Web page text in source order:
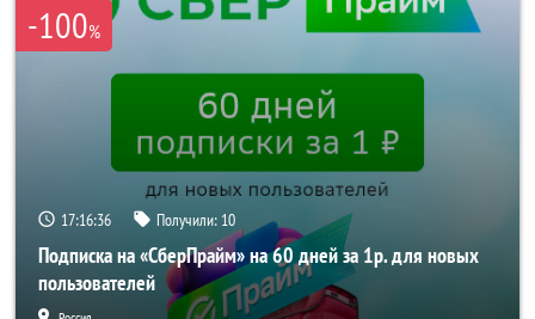
-100%
17:16:34 Получили: 10
Подписка на «СберПрайм» на 60 дней за 1р. для новых
пользователей